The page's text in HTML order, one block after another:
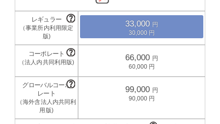
33,000
30,000
66,000
60,000
99,000
90,000